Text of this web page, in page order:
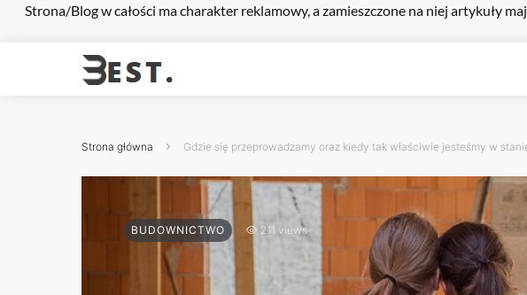
Strona/Blog w całości ma charakter reklamowy, a zamieszczone na niej artykuły
Strona główna Gdzie się przeprowadzamy oraz kiedy tak właściwie jesteśmy w
BUDOWNICTWO 211 views